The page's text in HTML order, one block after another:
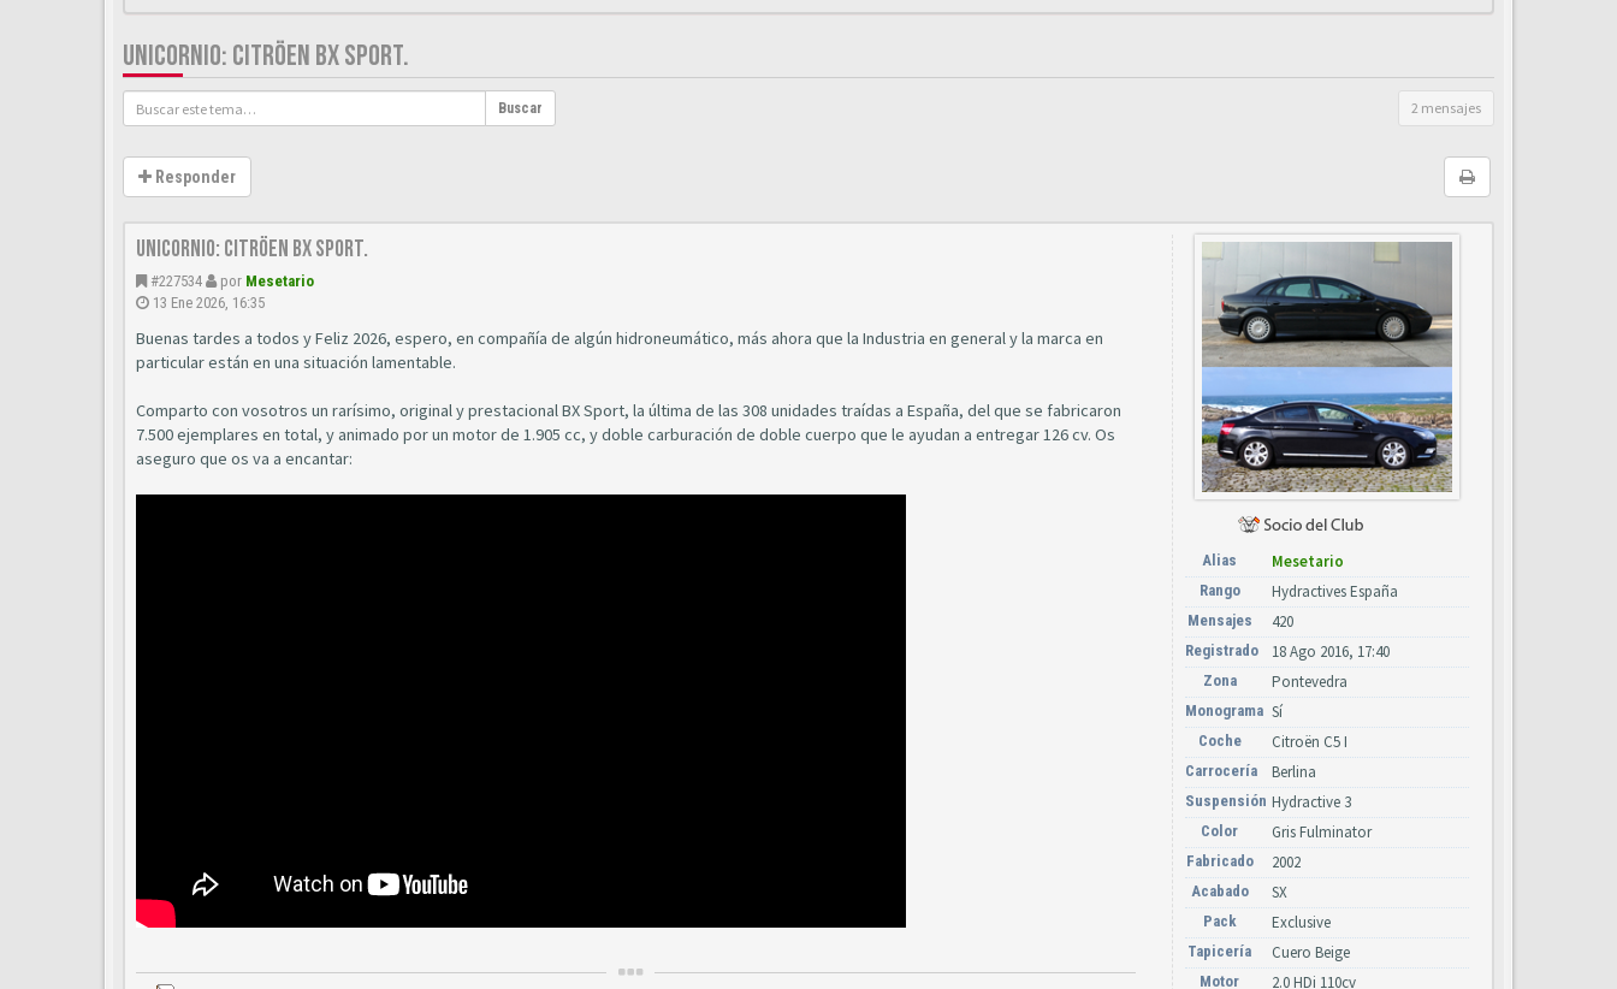
UNICORNIO: CITRÖEN BX SPORT.
Buscar 2 mensajes
Responder
UNICORNIO: Citröen BX SPORT.
#227534 por Mesetario
13 Ene 2026, 16:35
Buenas tardes a todos y Feliz 2026, espero, en compañía de algún hidroneumático, más ahora que la Industria en general y la marca en
particular están en una situación lamentable.
Comparto con vosotros un rarísimo, original y prestacional BX Sport, la última de las 308 unidades traídas a España, del que se fabricaron
7.500 ejemplares en total, y animado por un motor de 1.905 cc, y doble carburación de doble cuerpo que le ayudan a entregar 126 cv. Os
aseguro que os va a encantar:
Alias Mesetario
Rango Hydractives España
Mensajes 420
Registrado 18 Ago 2016, 17:40
Zona Pontevedra
Monograma Sí
Coche Citroën C5 I
Carrocería Berlina
Suspensión Hydractive 3
Color Gris Fulminator
Fabricado 2002
Acabado SX
Pack Exclusive
Tapicería Cuero Beige
Motor 2.0 HDi 110cv